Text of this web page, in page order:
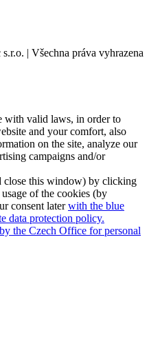
| Všechna práva vyhrazena
with valid laws, in order to
and your comfort, also
on the site, analyze our
campaigns and/or
close this window) by clicking
of the cookies (by
consent laterwith the blue
data protection policy.
the Czech Office for personal